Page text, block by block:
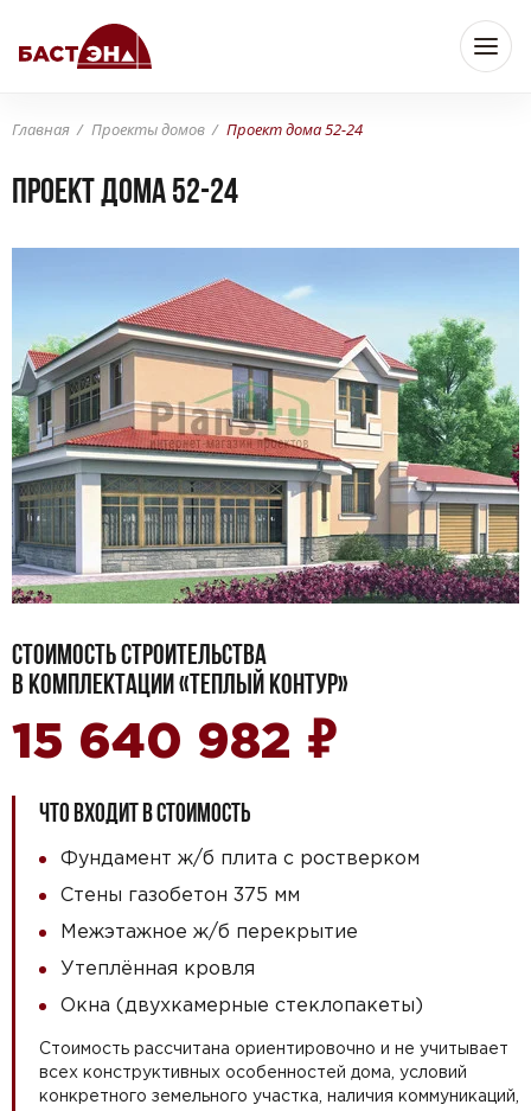
Главная Проекты домов Проект дома 52-24
Проект дома 52-24
СТОИМОСТЬ СТРОИТЕЛЬСТВА
В КОМПЛЕКТАЦИИ «ТЕПЛЫЙ КОНТУР»
15 640 982 ₽
ЧТО ВХОДИТ В СТОИМОСТЬ
Фундамент ж/б плита с ростверком
Стены газобетон 375 мм
Межэтажное ж/б перекрытие
Утеплённая кровля
Окна (двухкамерные стеклопакеты)
Стоимость рассчитана ориентировочно и не учитывает
всех конструктивных особенностей дома, условий
конкретного земельного участка, наличия коммуникаций,